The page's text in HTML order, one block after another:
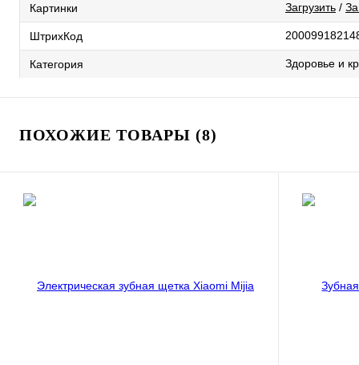
Картинки Загрузить /
ШтрихКод
Категория Здоровье и
ПОХОЖИЕ ТОВАРЫ (8)